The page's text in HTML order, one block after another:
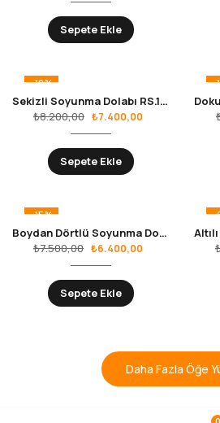
Sepete Ekle
-10%
Sekizli Soyunma Dolabı RS.10.01.09
₺8.200,00 ₺7.400,00
Sepete Ekle
-
-15%
Boydan Dörtlü Soyunma Dolabı RS.10.01.08
₺7.500,00 ₺6.400,00
Sepete Ekle
-
Daha Fazla Öğe